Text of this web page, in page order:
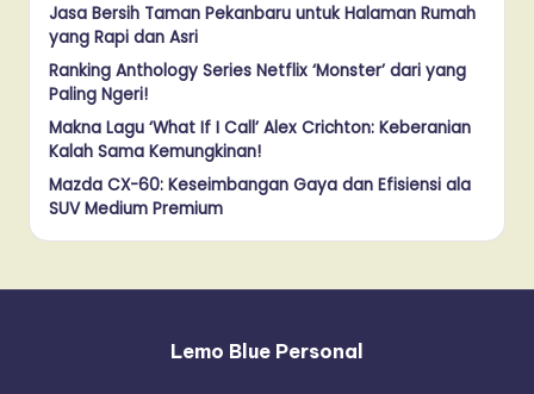
Jasa Bersih Taman Pekanbaru untuk Halaman Rumah
yang Rapi dan Asri
Ranking Anthology Series Netflix ‘Monster’ dari yang
Paling Ngeri!
Makna Lagu ‘What If I Call’ Alex Crichton: Keberanian
Kalah Sama Kemungkinan!
Mazda CX-60: Keseimbangan Gaya dan Efisiensi ala
SUV Medium Premium
Lemo Blue Personal